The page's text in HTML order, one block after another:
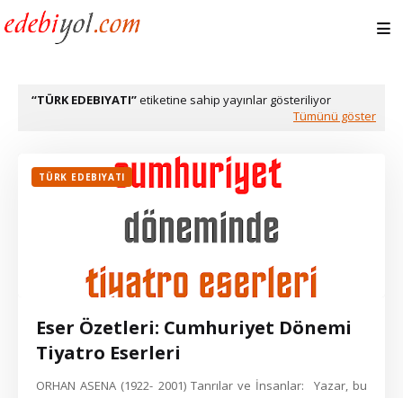
TÜRK EDEBIYATI etiketine sahip yayınlar gösteriliyor
Tümünü göster
TÜRK EDEBIYATI
Eser Özetleri: Cumhuriyet Dönemi
Tiyatro Eserleri
ORHAN ASENA (1922- 2001) Tanrılar ve İnsanlar: Yazar, bu